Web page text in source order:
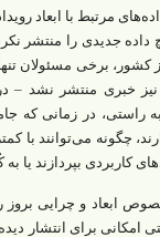
مرتبط با ابعاد
داده جدیدی را منتشر
برخی مسئولان تنها به
خبری منتشر نشد – در
راستی، در زمانی که
چگونه می‌توانند با
کاربردی بپردازند یا
ابعاد و چرایی بروز
امکانی برای انتشار